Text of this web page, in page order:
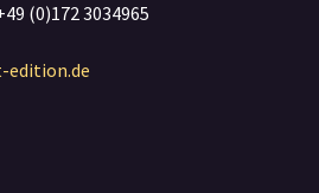
(0)172 3034965
edition.de